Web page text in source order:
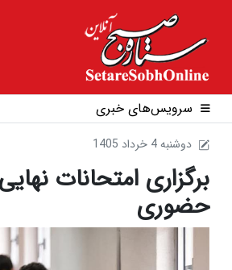
سرویس‌های خبری
1405 دوشنبه 4 خرداد
برگزاری امتحانات
حضوری